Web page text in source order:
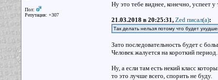
Пол:
Репутация: +307
Ну это тебе виднее, конечно, успеет у
21.03.2018 в 20:25:31, Zed писал(a):
Так делать нельзя потому что будет
Зато последовательность будет с
Человек жалуется на короткий период.
Ну, а если там есть некий класс
то это лучше всего, спорить не буду.